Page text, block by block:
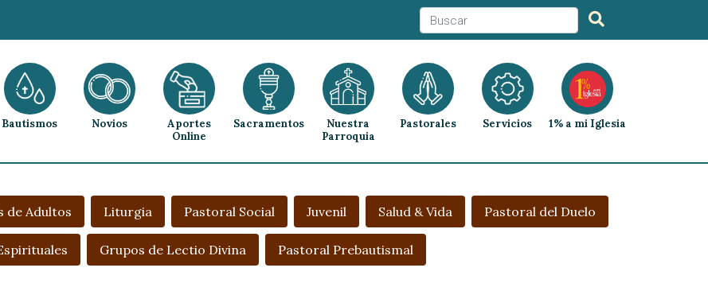
Bautismos Novios
Aportes
Online
Sacramentos
Nuestra
Parroquia
Pastorales Servicios 1% a mi Iglesia
de Adultos Liturgia Pastoral Social Juvenil Salud & Vida Pastoral del Duelo
Grupos de Lectio Divina Pastoral Prebautismal